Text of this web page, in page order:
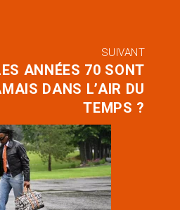
SUIVANT
ANNÉES 70 SONT
DANS L’AIR DU
TEMPS ?